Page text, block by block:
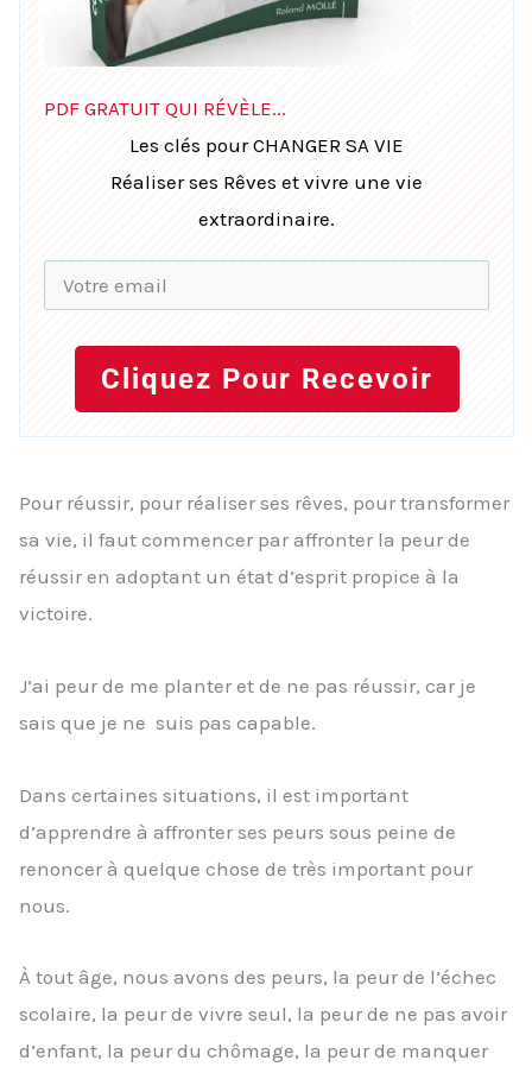
PDF GRATUIT QUI RÉVÈLE...
Les clés pour CHANGER SA VIE
Réaliser ses Rêves et vivre une vie
extraordinaire.
Cliquez Pour Recevoir
Pour réussir, pour réaliser ses rêves, pour transformer
sa vie, il faut commencer par affronter la peur de
réussir en adoptant un état d’esprit propice à la
victoire.
J’ai peur de me planter et de ne pas réussir, car je
sais que je ne suis pas capable.
Dans certaines situations, il est important
d’apprendre à affronter ses peurs sous peine de
renoncer à quelque chose de très important pour
nous.
À tout âge, nous avons des peurs, la peur de l’échec
scolaire, la peur de vivre seul, la peur de ne pas avoir
d’enfant, la peur du chômage, la peur de manquer